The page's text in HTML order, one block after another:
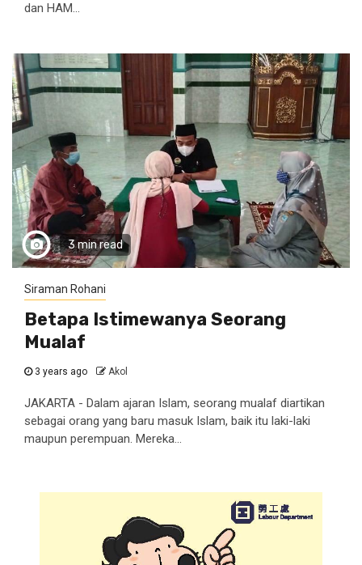
dan HAM...
3 min read
Siraman Rohani
Betapa Istimewanya Seorang
Mualaf
3 years ago Akol
JAKARTA - Dalam ajaran Islam, seorang mualaf diartikan
sebagai orang yang baru masuk Islam, baik itu laki-laki
maupun perempuan. Mereka...